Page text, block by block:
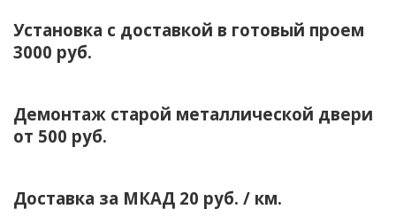
Установка с доставкой в готовый проем
3000 руб.
Демонтаж старой металлической двери
от 500 руб.
Доставка за МКАД 20 руб. / км.